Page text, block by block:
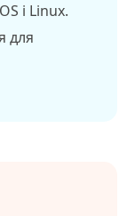
і Linux.
для